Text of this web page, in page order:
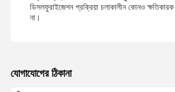
ডিসলফুরাইজেশন প্রক্রিয়া চলাকালীন কোনও
না।
যোগাযোগের ঠিকানা